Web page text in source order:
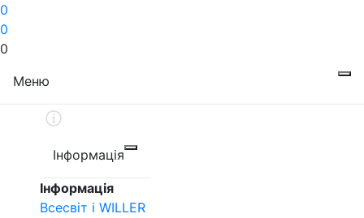
0
0
0
Меню
Інформація
Інформація
Всесвіт і WILLER